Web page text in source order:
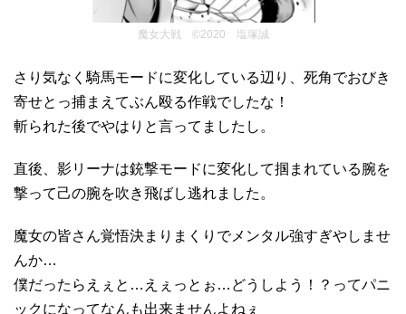
魔女大戦 ©2020 塩塚誠
さり気なく騎馬モードに変化している辺り、死角でおびき
寄せとっ捕まえてぶん殴る作戦でしたな！
斬られた後でやはりと言ってましたし。
直後、影リーナは銃撃モードに変化して掴まれている腕を
撃って己の腕を吹き飛ばし逃れました。
魔女の皆さん覚悟決まりまくりでメンタル強すぎやしませ
んか…
僕だったらえぇと…えぇっとぉ…どうしよう！？ってパニ
ックになってなんも出来ませんよねぇ